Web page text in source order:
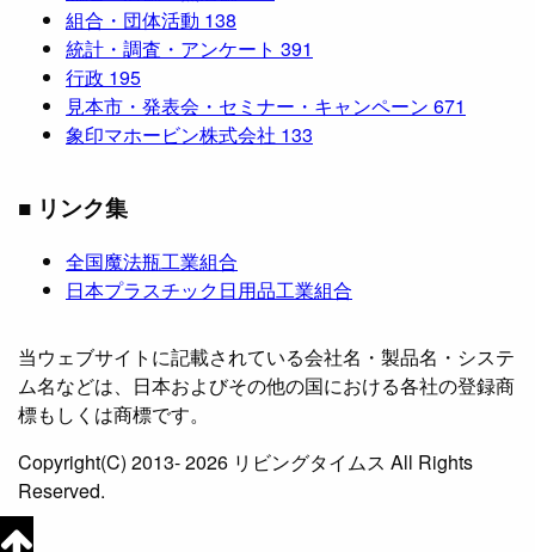
組合・団体活動 138
統計・調査・アンケート 391
行政 195
見本市・発表会・セミナー・キャンペーン 671
象印マホービン株式会社 133
■ リンク集
全国魔法瓶工業組合
日本プラスチック日用品工業組合
当ウェブサイトに記載されている会社名・製品名・システ
ム名などは、日本およびその他の国における各社の登録商
標もしくは商標です。
Copyright(C) 2013- 2026 リビングタイムス All Rights
Reserved.